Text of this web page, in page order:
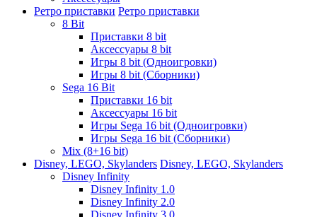
Ретро приставки Ретро приставки
8 Bit
Приставки 8 bit
Аксессуары 8 bit
Игры 8 bit (Одноигровки)
Игры 8 bit (Сборники)
Sega 16 Bit
Приставки 16 bit
Аксессуары 16 bit
Игры Sega 16 bit (Одноигровки)
Игры Sega 16 bit (Сборники)
Mix (8+16 bit)
Disney, LEGO, Skylanders Disney, LEGO, Skylanders
Disney Infinity
Disney Infinity 1.0
Disney Infinity 2.0
Disney Infinity 3.0